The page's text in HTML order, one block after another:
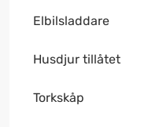
Elbilsladdare
Husdjur tillåtet
Torkskåp